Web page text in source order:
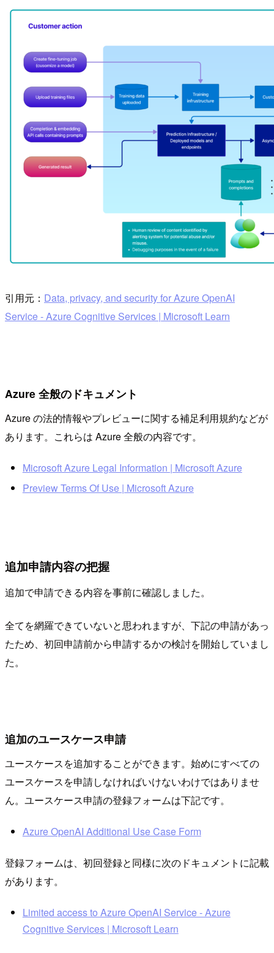
引用元： Data, privacy, and security for Azure OpenAI
Service - Azure Cognitive Services | Microsoft Learn
Azure 全般のドキュメント
Azure の法的情報やプレビューに関する補足利用規約などが
あります。これらは Azure 全般の内容です。
Microsoft Azure Legal Information | Microsoft Azure
Preview Terms Of Use | Microsoft Azure
追加申請内容の把握
追加で申請できる内容を事前に確認しました。
全てを網羅できていないと思われますが、下記の申請があっ
たため、初回申請前から申請するかの検討を開始していまし
た。
追加のユースケース申請
ユースケースを追加することができます。始めにすべての
ユースケースを申請しなければいけないわけではありませ
ん。ユースケース申請の登録フォームは下記です。
Azure OpenAI Additional Use Case Form
登録フォームは、初回登録と同様に次のドキュメントに記載
があります。
Limited access to Azure OpenAI Service - Azure
Cognitive Services | Microsoft Learn